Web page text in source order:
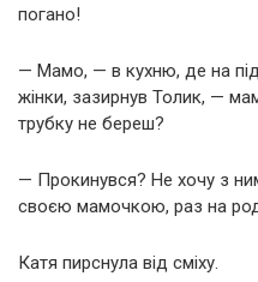
погано!
— Мамо, — в кухню, де на
жінки, зазирнув Толик, —
трубку не береш?
— Прокинувся? Не хочу з
своєю мамочкою, раз на
Катя пирснула від сміху.